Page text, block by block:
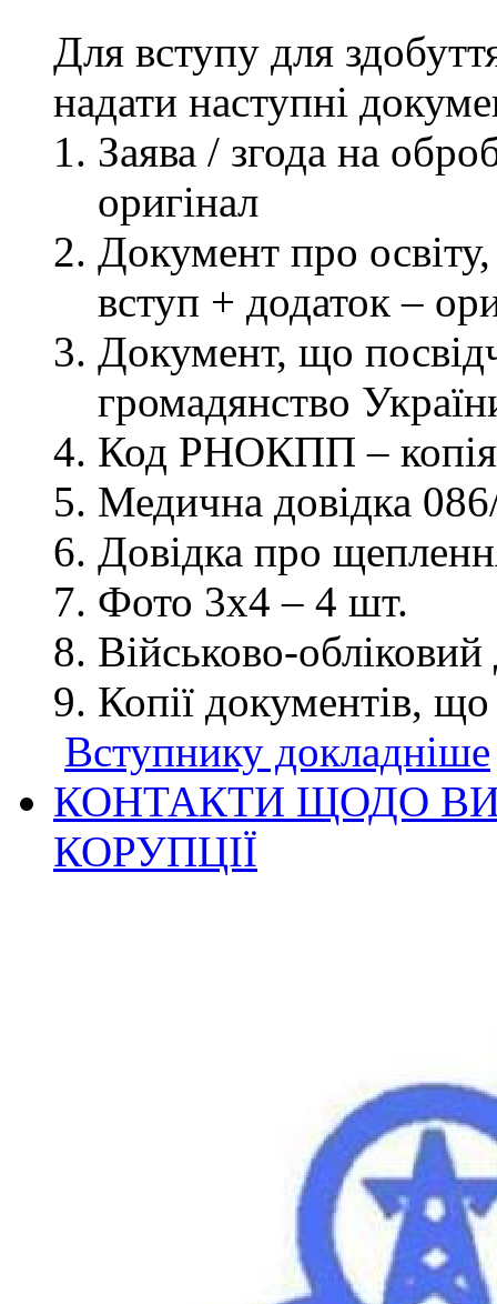
Для вступу для
надати наступні
Заява / згода на
оригінал
Документ про освіту,
вступ + додаток –
Документ, що
громадянство
Код РНОКПП – копія
Медична довідка
Довідка про
Фото 3х4 – 4 шт.
Військово-
Копії документів,
Вступнику докладніше
КОНТАКТИ ЩОДО
КОРУПЦІЇ